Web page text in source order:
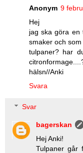
Anonym 9
Hej
jag ska göra en
smaker och
tulpaner? har
hälsn//Anki
Svara
Svar
bagerskan
Hej Anki!
Tulpaner går